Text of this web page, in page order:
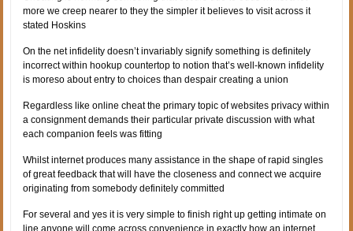
more we creep nearer to they the simpler it believes to visit across it
stated Hoskins
On the net infidelity doesn’t invariably signify something is definitely
incorrect within hookup countertop to notion that’s well-known infidelity
is moreso about entry to choices than despair creating a union
Regardless like online cheat the primary topic of websites privacy within
a consignment demands their particular private discussion with what
each companion feels was fitting
Whilst internet produces many assistance in the shape of rapid singles
of great feedback that will have the closeness and connect we acquire
originating from somebody definitely committed
For several and yes it is very simple to finish right up getting intimate on
line anyone will come across convenience in exactly how an internet